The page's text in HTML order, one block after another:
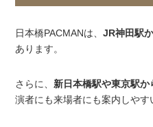
日本橋PACMANは、JR神田駅
あります。
さらに、新日本橋駅や東京駅
演者にも来場者にも案内しやす